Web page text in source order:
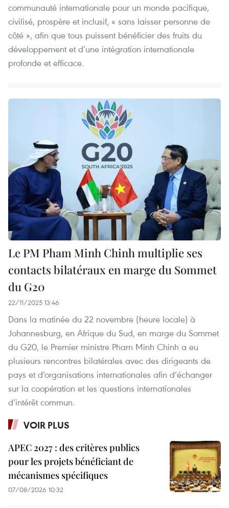
communauté internationale pour un monde pacifique,
civilisé, prospère et inclusif, « sans laisser personne de
côté », afin que tous puissent bénéficier des fruits du
développement et d’une intégration internationale
profonde et efficace.
Le PM Pham Minh Chinh multiplie ses
contacts bilatéraux en marge du Sommet
du G20
22/11/2025 13:46
Dans la matinée du 22 novembre (heure locale) à
Johannesburg, en Afrique du Sud, en marge du Sommet
du G20, le Premier ministre Pham Minh Chinh a eu
plusieurs rencontres bilatérales avec des dirigeants de
pays et d’organisations internationales afin d’échanger
sur la coopération et les questions internationales
d’intérêt commun.
VOIR PLUS
APEC 2027 : des critères publics
pour les projets bénéficiant de
mécanismes spécifiques
07/08/2026 10:32